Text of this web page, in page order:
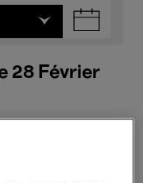
28 Février